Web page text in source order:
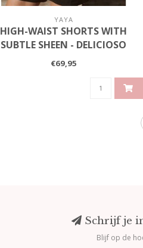
YAYA
HIGH-WAIST SHORTS WITH
SUBTLE SHEEN - DELICIOSO
BROWN
€69,95
Schrijf je
Blijf op de